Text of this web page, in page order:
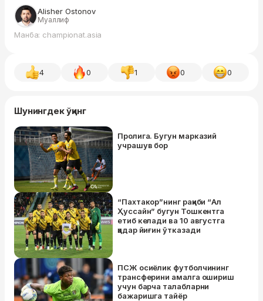
Alisher Ostonov
Муаллиф
Манба: championat.asia
4 0 1 0 0
Шунингдек ўқинг
Пролига. Бугун марказий
учрашув бор
“Пахтакор”нинг рақиби “Ал
Ҳуссайн” бугун Тошкентга
етиб келади ва 10 августга
қадар йиғин ўтказади
ПСЖ осиёлик футболчининг
трансферини амалга ошириш
учун барча талабларни
бажаришга тайёр